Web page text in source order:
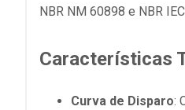
NBR NM 60898 e NBR
Características
Curva de Disparo: